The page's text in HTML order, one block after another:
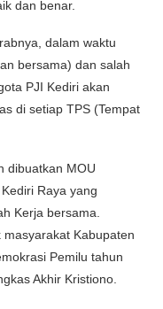
dan benar.
dalam waktu
bersama) dan salah
PJI Kediri akan
di setiap TPS (Tempat
dibuatkan MOU
Raya yang
Kerja bersama.
Kabupaten
Pemilu tahun
Akhir Kristiono.